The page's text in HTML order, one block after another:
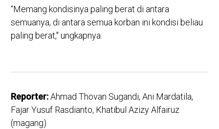
“Memang kondisinya paling berat di antara
semuanya, di antara semua korban ini kondisi beliau
paling berat," ungkapnya.
Reporter:Ahmad Thovan Sugandi, Ani Mardatila,
Fajar Yusuf Rasdianto, Khatibul Azizy Alfairuz
(magang)